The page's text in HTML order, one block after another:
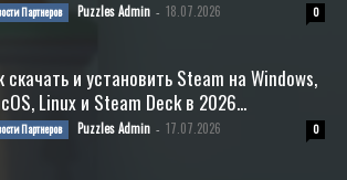
Партнеров Puzzles Admin - 18.07.2026 0
скачать и установить Steam на Windows,
Linux и Steam Deck в 2026...
Партнеров Puzzles Admin - 17.07.2026 0